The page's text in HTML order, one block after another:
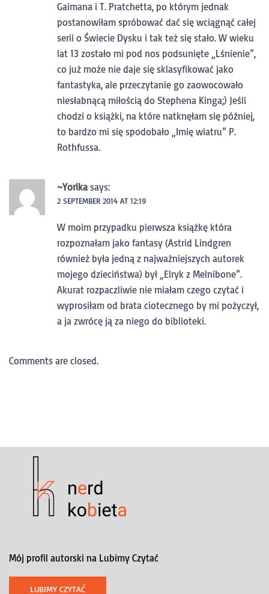
Gaimana i T. Pratchetta, po którym jednak
postanowiłam spróbować dać się wciągnąć całej
serii o Świecie Dysku i tak też się stało. W wieku
lat 13 zostało mi pod nos podsunięte „Lśnienie”,
co już może nie daje się sklasyfikować jako
fantastyka, ale przeczytanie go zaowocowało
niesłabnącą miłością do Stephena Kinga;) Jeśli
chodzi o książki, na które natknęłam się później,
to bardzo mi się spodobało „Imię wiatru” P.
Rothfussa.
~Yorika says:
2 SEPTEMBER 2014 AT 12:19
W moim przypadku pierwsza książkę która
rozpoznałam jako fantasy (Astrid Lindgren
również była jedną z najważniejszych autorek
mojego dzieciństwa) był „Elryk z Melnibone”.
Akurat rozpaczliwie nie miałam czego czytać i
wyprosiłam od brata ciotecznego by mi pożyczył,
a ja zwrócę ją za niego do biblioteki.
Comments are closed.
Mój profil autorski na Lubimy Czytać
LUBIMY CZYTAĆ